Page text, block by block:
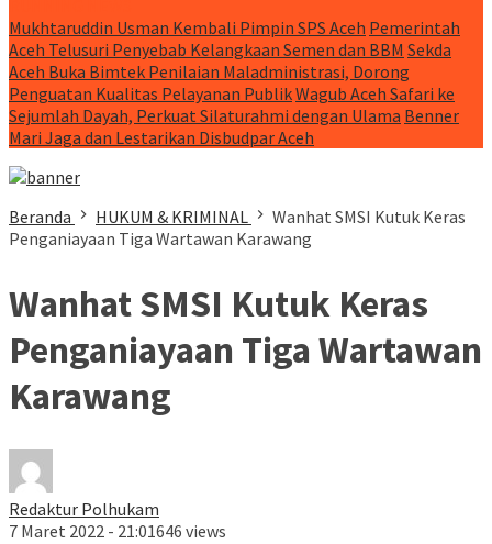
Mukhtaruddin Usman Kembali Pimpin SPS Aceh Pemerintah
Aceh Telusuri Penyebab Kelangkaan Semen dan BBM Sekda
Aceh Buka Bimtek Penilaian Maladministrasi, Dorong
Penguatan Kualitas Pelayanan PublikWagub Aceh Safari ke
Sejumlah Dayah, Perkuat Silaturahmi dengan Ulama Benner
Mari Jaga dan Lestarikan Disbudpar Aceh
Beranda HUKUM & KRIMINAL
Wanhat SMSI Kutuk Keras
Penganiayaan Tiga Wartawan Karawang
Wanhat SMSI Kutuk Keras
Penganiayaan Tiga Wartawan
Karawang
Redaktur Polhukam
7 Maret 2022 - 21:01646 views